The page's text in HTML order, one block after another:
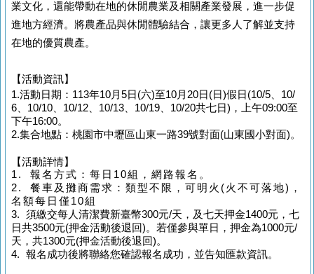
業文化 ，還能帶動在地的休閒農業及相關產業發展，進一步促
進地方經濟。將農產品與休閒體驗結合，讓更多 人了解並支持
在地的優質農產。
【活動資訊】
1.活動日期：113年10月5日(六)至10月20日(日)假日(10/5、10/
6、10/10、10/12、10/13、10/19、10/20共七日)，上午09:00至
下午16:00。
2.集合地點：桃園市中壢區山東一路39號對面(山東國小對面)。
【活動詳情】
1. 報名方式：每日10組，網路報名。
2. 餐車及攤商需求：類型不限，可明火(火不可落地)，
名額每日僅10組
3. 須繳交每人清潔費新臺幣300元/天，及七天押金1400元，七
日共3500元(押金活動後退回)。若僅參與單日，押金為1000元/
天，共1300元(押金活動後退回)。
4. 報名成功後將聯絡您確認報名成功，並告知匯款資訊。